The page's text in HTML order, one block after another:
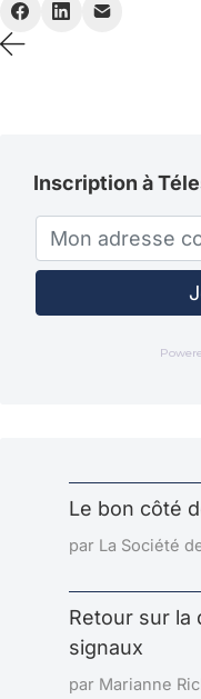
Inscription à
Le bon côté
par La Société
Retour sur la
signaux
par Marianne